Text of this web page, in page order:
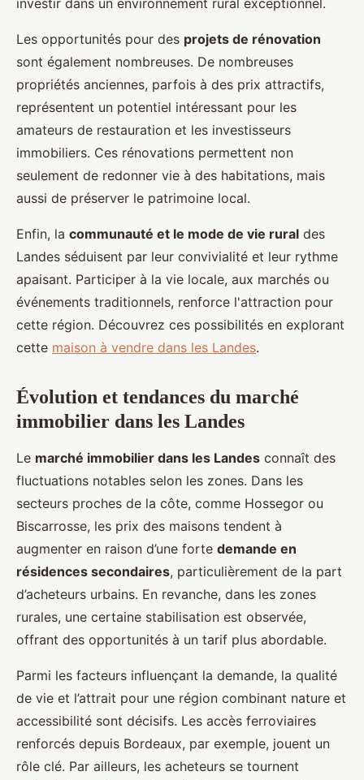
investir dans un environnement rural exceptionnel.
Les opportunités pour des projets de rénovation
sont également nombreuses. De nombreuses
propriétés anciennes, parfois à des prix attractifs,
représentent un potentiel intéressant pour les
amateurs de restauration et les investisseurs
immobiliers. Ces rénovations permettent non
seulement de redonner vie à des habitations, mais
aussi de préserver le patrimoine local.
Enfin, la communauté et le mode de vie rural des
Landes séduisent par leur convivialité et leur rythme
apaisant. Participer à la vie locale, aux marchés ou
événements traditionnels, renforce l'attraction pour
cette région. Découvrez ces possibilités en explorant
cette maison à vendre dans les Landes.
Évolution et tendances du marché
immobilier dans les Landes
Le marché immobilier dans les Landes connaît des
fluctuations notables selon les zones. Dans les
secteurs proches de la côte, comme Hossegor ou
Biscarrosse, les prix des maisons tendent à
augmenter en raison d’une forte demande en
résidences secondaires, particulièrement de la part
d’acheteurs urbains. En revanche, dans les zones
rurales, une certaine stabilisation est observée,
offrant des opportunités à un tarif plus abordable.
Parmi les facteurs influençant la demande, la qualité
de vie et l’attrait pour une région combinant nature et
accessibilité sont décisifs. Les accès ferroviaires
renforcés depuis Bordeaux, par exemple, jouent un
rôle clé. Par ailleurs, les acheteurs se tournent